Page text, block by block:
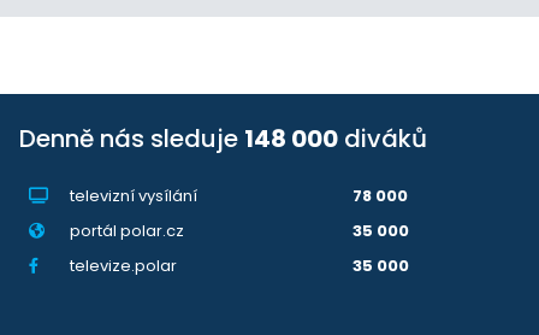
Denně nás sleduje 148 000 diváků
televizní vysílání
78 000
portál polar.cz
35 000
televize.polar
35 000